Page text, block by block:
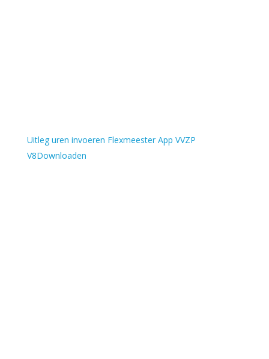
Uitleg uren invoeren Flexmeester App VVZP
V8Downloaden